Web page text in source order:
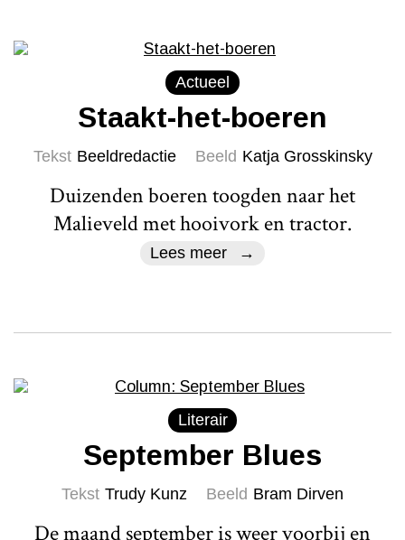
Actueel
Staakt-het-boeren
Tekst Beeldredactie Beeld Katja Grosskinsky
Duizenden boeren toogden naar het
Malieveld met hooivork en tractor.
Lees meer
Literair
September Blues
Tekst Trudy Kunz Beeld Bram Dirven
De maand september is weer voorbij en